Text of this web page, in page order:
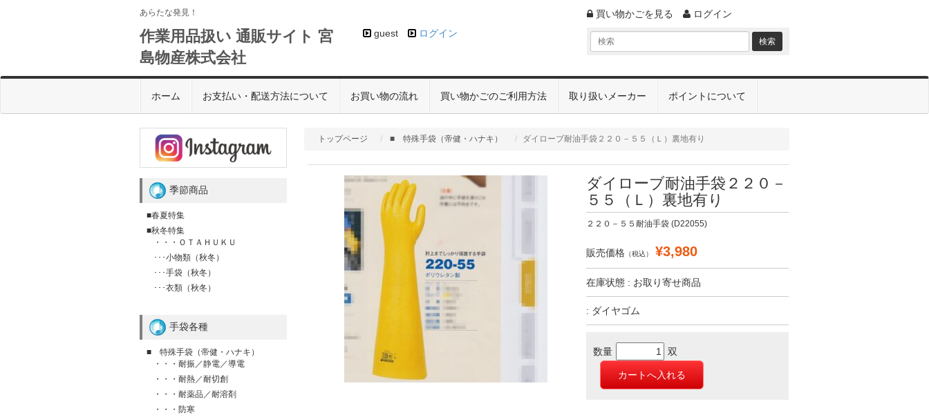
あらたな発見！
作業用品扱い 通販サイト 宮
島物産株式会社
guest ログイン
買い物かごを見る ログイン
ホーム お支払い・配送方法について お買い物の流れ 買い物かごのご利用方法 取り扱いメーカー ポイントについて
トップページ ■ 特殊手袋（帝健・ハナキ） ダイローブ耐油手袋２２０－５５（Ｌ）裏地有り
ダイローブ耐油手袋２２０－
５５（Ｌ）裏地有り
２２０－５５耐油手袋 (D22055)
販売価格（税込） ¥3,980
在庫状態 : お取り寄せ商品
: ダイヤゴム
数量 双
季節商品
■春夏特集
■秋冬特集
・・・ＯＴＡＨＵＫＵ
･･･小物類（秋冬）
･･･手袋（秋冬）
･･･衣類（秋冬）
手袋各種
■ 特殊手袋（帝健・ハナキ）
・・・耐振／静電／導電
・・・耐熱／耐切創
・・・耐薬品／耐溶剤
・・・防寒